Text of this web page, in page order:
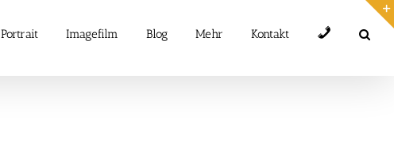
Portrait Imagefilm Blog Mehr Kontakt Telefon